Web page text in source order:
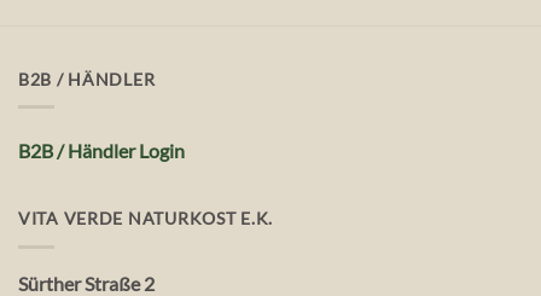
B2B / HÄNDLER
B2B / Händler Login
VITA VERDE NATURKOST E.K.
Sürther Straße 2